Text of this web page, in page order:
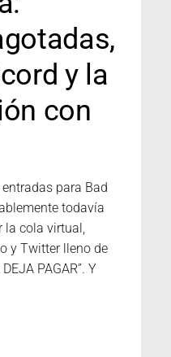
y la
con
para Bad
todavía
la cola virtual,
y Twitter lleno de
PAGAR”. Y